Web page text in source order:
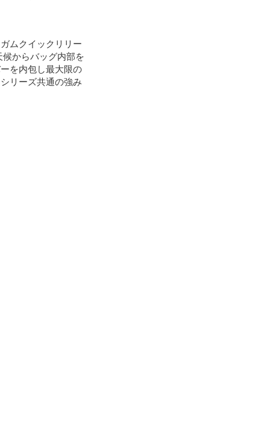
ムクイックリリー
からバッグ内部を
を内包し最大限の
リーズ共通の強み